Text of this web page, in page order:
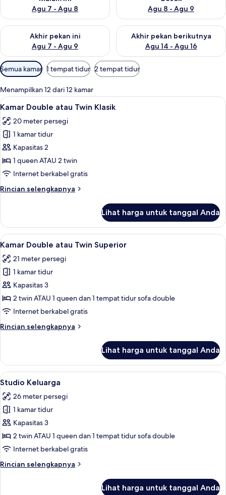
Agu 7 - Agu 8
Agu 8 - Agu 9
Akhir pekan ini
Agu 7 - Agu 9
Periksa ketersediaan untuk akhir pekan ini Agu 7 - Agu 9
Akhir pekan berikutnya
Agu 14 - Agu 16
Periksa ketersediaan untuk
Filter
tersedia
untuk
kamar
Semua kamar 1 tempat tidur 2 tempat tidur
Menampilkan 12 dari 12 kamar
Lihat
semua
foto
untuk
Kamar
Double
atau
Klasik
Kamar Double atau Twin Klasik |
7
Kamar Double atau Twin Klasik
20 meter persegi
1 kamar tidur
Kapasitas 2
1 queen ATAU 2 twin
Internet berkabel gratis
Rincian selengkapnya
Rincian
Kamar
Double
atau
Klasik
Lihat harga untuk tanggal Anda
Lihat
semua
foto
untuk
Kamar
Double
atau
Superior
Shower, perlengkapan mandi
7
Kamar Double atau Twin Superior
21 meter persegi
1 kamar tidur
Kapasitas 3
2 twin ATAU 1 queen dan 1 tempat tidur sofa double
Internet berkabel gratis
Rincian selengkapnya
Rincian
Kamar
Double
atau
Superior
Lihat harga untuk tanggal Anda
Lihat
semua
foto
untuk
Studio
Keluarga
Minibar, brankas, ruang kerja ramah
9
Studio Keluarga
26 meter persegi
1 kamar tidur
Kapasitas 3
2 twin ATAU 1 queen dan 1 tempat tidur sofa double
Internet berkabel gratis
Rincian selengkapnya
Rincian
Lihat harga untuk tanggal Anda